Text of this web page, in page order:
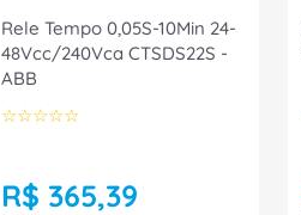
Rele Tempo 0,05S-10Min 24-
48Vcc/240Vca CTSDS22S -
ABB
☆☆☆☆☆
R$ 365,39